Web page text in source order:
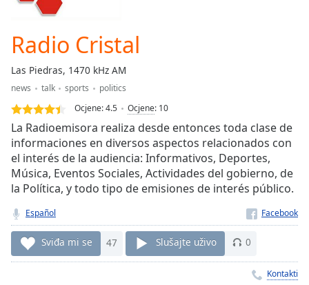
Forward
Current
Time0:00
Loaded
0.00%
Stream
TypeLIVE
Seek to
live,
currently
behind
Remaining
Time-
Radio Cristal
Las Piedras, 1470 kHz AM
news talk sports
politics
Ocjene:4.5 Ocjene: 10
La Radioemisora realiza desde entonces toda clase de
informaciones en diversos aspectos relacionados con
el interés de la audiencia: Informativos, Deportes,
Música, Eventos Sociales, Actividades del gobierno, de
la Política, y todo tipo de emisiones de interés público.
Español
Sviđa mi se 47 Slušajte uživo 0
Kontakti